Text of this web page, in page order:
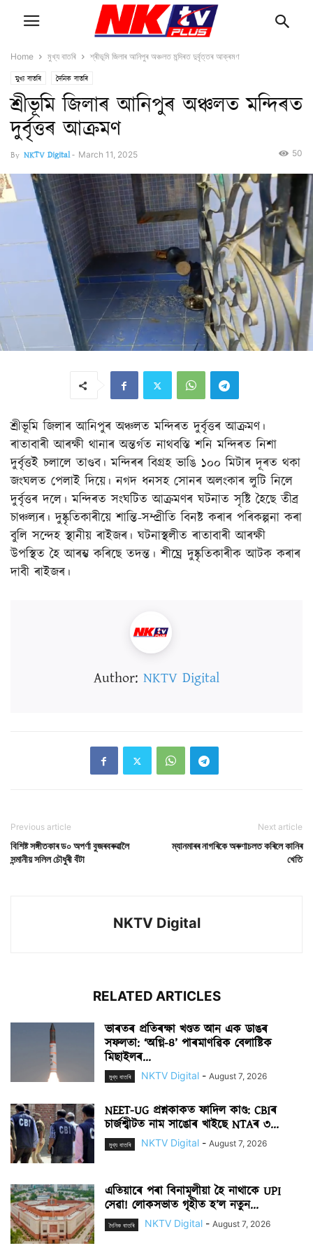
Home মুখ্য বাতৰি শ্ৰীভূমি জিলাৰ আনিপুৰ অঞ্চলত মন্দিৰত দুৰ্বৃত্তৰ আক্ৰমণ
মুখ্য বাতৰি দৈনিক বাতৰি
শ্ৰীভূমি জিলাৰ আনিপুৰ অঞ্চলত মন্দিৰত
দুৰ্বৃত্তৰ আক্ৰমণ
By NKTV Digital- March 11, 2025 50
শ্ৰীভূমি জিলাৰ আনিপুৰ অঞ্চলত মন্দিৰত দুৰ্বৃত্তৰ আক্ৰমণ।
ৰাতাবাৰী আৰক্ষী থানাৰ অন্তৰ্গত নাথবস্তি শনি মন্দিৰত নিশা
দুৰ্বৃত্তই চলালে তাণ্ডব। মন্দিৰৰ বিগ্ৰহ ভাঙি ১০০ মিটাৰ দূৰত থকা
জংঘলত পেলাই দিয়ে। নগদ ধনসহ সোনৰ অলংকাৰ লুটি নিলে
দুৰ্বৃত্তৰ দলে। মন্দিৰত সংঘটিত আক্ৰমণৰ ঘটনাত সৃষ্টি হৈছে তীব্ৰ
চাঞ্চল্যৰ। দুষ্কৃতিকাৰীয়ে শান্তি-সম্প্ৰীতি বিনষ্ট কৰাৰ পৰিকল্পনা কৰা
বুলি সন্দেহ স্থানীয় ৰাইজৰ। ঘটনাস্থলীত ৰাতাবাৰী আৰক্ষী
উপস্থিত হৈ আৰম্ভ কৰিছে তদন্ত। শীঘ্ৰে দুষ্কৃতিকাৰীক আটক কৰাৰ
দাবী ৰাইজৰ।
Author: NKTV Digital
Previous article
বিশিষ্ট সঙ্গীতকাৰ ড০ অপৰ্ণা বুজৰবৰুৱালৈ
সন্মানীয় সলিল চৌধুৰী বঁটা
Next article
ম্যানমাৰৰ নাগৰিকে অৰুণাচলত কৰিলে কানিৰ
খেতি
NKTV Digital
RELATED ARTICLES
ভাৰতৰ প্ৰতিৰক্ষা খণ্ডত আন এক ডাঙৰ
সফলতা: ‘অগ্নি-৪’ পাৰমাণৱিক বেলাষ্টিক
মিছাইলৰ...
মুখ্য বাতৰি NKTV Digital - August 7, 2026
NEET-UG প্ৰশ্নকাকত ফাদিল কাণ্ড: CBIৰ
চাৰ্জশ্বীটত নাম সাঙোৰ খাইছে NTAৰ ৩...
মুখ্য বাতৰি NKTV Digital - August 7, 2026
এতিয়াৰে পৰা বিনামূলীয়া হৈ নাথাকে UPI
সেৱা! লোকসভাত গৃহীত হ’ল নতুন...
দৈনিক বাতৰি NKTV Digital - August 7, 2026